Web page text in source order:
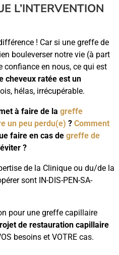
L’INTERVENTION
! Car si une greffe de
bouleverser notre vie (à part
confiance en nous, ce qui est
cheveux ratée est un
hélas, irrécupérable.
à faire de la greffe
un peu perdu(e) ? Comment
faire en cas de greffe de
?
de la Clinique ou du/de la
sont IN-DIS-PEN-SA-
pour une greffe capillaire
de restauration capillaire
besoins et VOTRE cas.